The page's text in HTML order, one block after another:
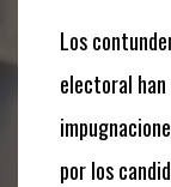
Los
electoral han
por los